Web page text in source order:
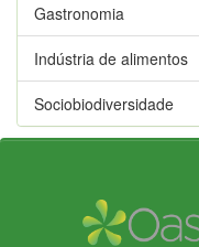
Gastronomia
Indústria de alimentos
Sociobiodiversidade